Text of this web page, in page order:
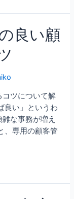
良い顧
コツについて解
良い」というわ
な事務が増え
、専用の顧客管